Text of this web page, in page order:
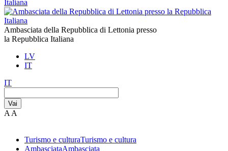
Ambasciata della Repubblica di Lettonia presso
la Repubblica Italiana
LV
IT
IT
Vai
A A
Turismo e culturaTurismo e cultura
AmbasciataAmbasciata